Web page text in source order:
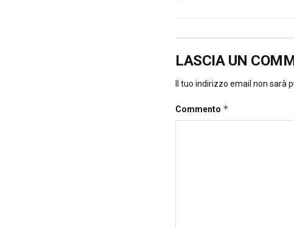
LASCIA UN
Il tuo indirizzo email non sarà
Commento *